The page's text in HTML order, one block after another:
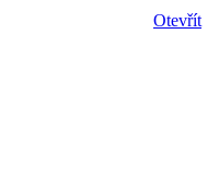
Otevřít